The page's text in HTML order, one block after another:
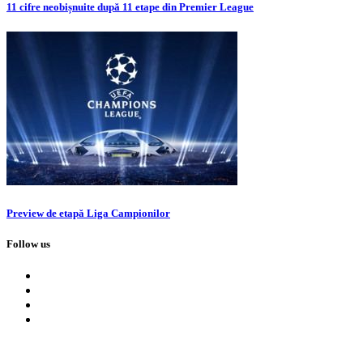
11 cifre neobișnuite după 11 etape din Premier League
Preview de etapă Liga Campionilor
Follow us